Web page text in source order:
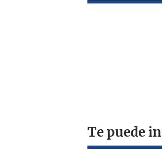
Te puede